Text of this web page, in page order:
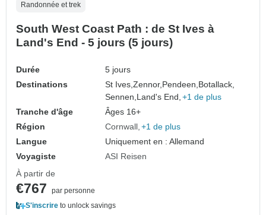
Randonnée et trek
South West Coast Path : de St Ives à
Land's End - 5 jours (5 jours)
Durée
5 jours
Destinations
St Ives,Zennor,Pendeen,Botallack,
Sennen,Land's End, +1 de plus
Tranche d'âge
Âges 16+
Région
Cornwall +1 de plus
Langue
Uniquement en : Allemand
Voyagiste
ASI Reisen
À partir de
€767
par personne
S'inscrire to unlock savings